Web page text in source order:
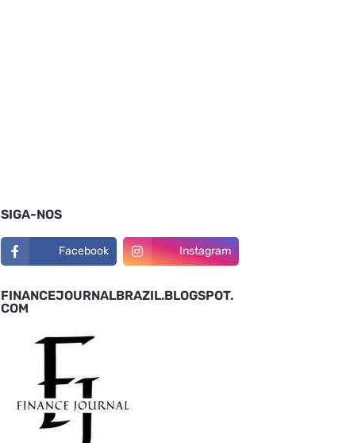
SIGA-NOS
Facebook Instagram
FINANCEJOURNALBRAZIL.BLOGSPOT.
COM